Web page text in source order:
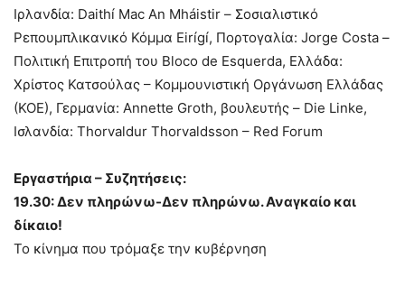
Ιρλανδία: Daithí Mac An Mháistir – Σοσιαλιστικό
Ρεπουμπλικανικό Κόμμα Eirígí, Πορτογαλία: Jorge Costa –
Πολιτική Επιτροπή του Bloco de Esquerda, Ελλάδα:
Χρίστος Κατσούλας – Κομμουνιστική Οργάνωση Ελλάδας
(ΚΟΕ), Γερμανία: Annette Groth, βουλευτής – Die Linke,
Ισλανδία: Thorvaldur Thorvaldsson – Red Forum
Εργαστήρια – Συζητήσεις:
19.30: Δεν πληρώνω-Δεν πληρώνω. Αναγκαίο και
δίκαιο!
Το κίνημα που τρόμαξε την κυβέρνηση